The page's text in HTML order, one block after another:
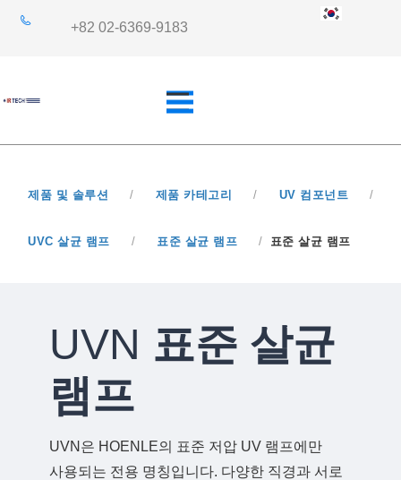
+82 02-6369-9183
제품 및 솔루션 / 제품 카테고리 / UV 컴포넌트 /
UVC 살균 램프 / 표준 살균 램프 / 표준 살균 램프
UVN 표준 살균
램프
UVN은 HOENLE의 표준 저압 UV 램프에만
사용되는 전용 명칭입니다. 다양한 직경과 서로